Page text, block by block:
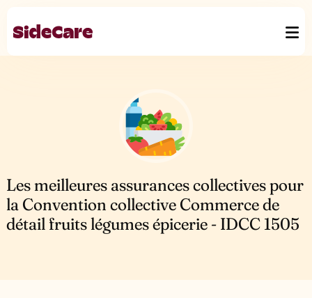
Les meilleures assurances collectives pour
la Convention collective Commerce de
détail fruits légumes épicerie - IDCC 1505